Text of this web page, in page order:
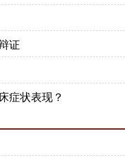
证
症状表现？